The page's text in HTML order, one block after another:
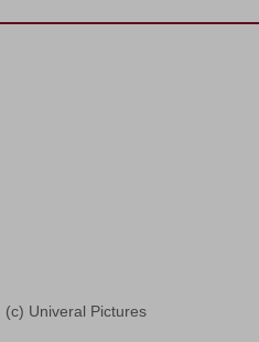
(c) Univeral Pictures